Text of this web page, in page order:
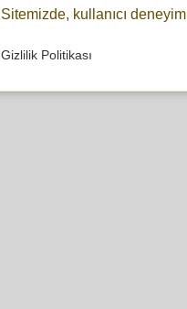
Sitemizde, kullanıcı
Gizlilik Politikası